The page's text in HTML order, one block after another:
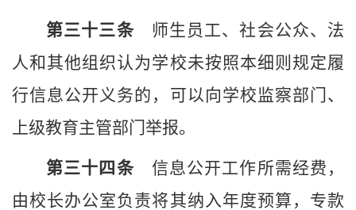
第三十三条师生员工、社会公众、法
人和其他组织认为学校未按照本细则规定履
行信息公开义务的，可以向学校监察部门 、
上级教育主管部门举报。
第三十 四 条信息公开工作所需经费，
由校长办公室负责将其纳入年度预算，专款